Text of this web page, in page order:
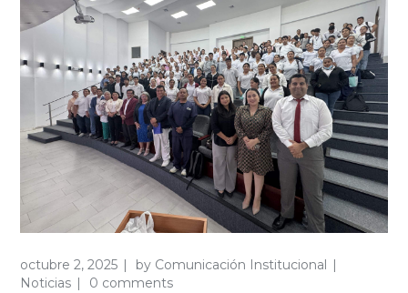
octubre 2, 2025 by Comunicación Institucional
Noticias
0 comments